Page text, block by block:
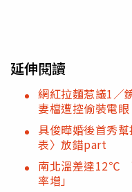
延伸閱讀
網紅拉麵惹議1／
妻檔遭控偷裝電眼
具俊曄婚後首秀
表〉放錯part
南北溫差達12℃
率增」